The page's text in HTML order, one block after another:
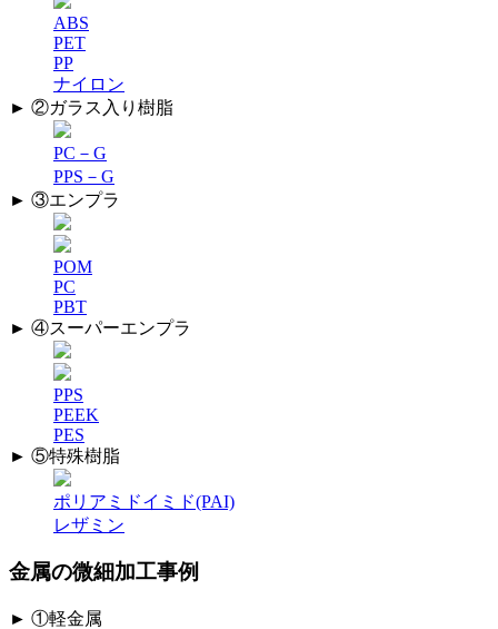
ABS
PET
PP
ナイロン
► ②ガラス入り樹脂
PC－G
PPS－G
► ③エンプラ
POM
PC
PBT
► ④スーパーエンプラ
PPS
PEEK
PES
► ⑤特殊樹脂
ポリアミドイミド(PAI)
レザミン
金属の微細加工事例
► ①軽金属